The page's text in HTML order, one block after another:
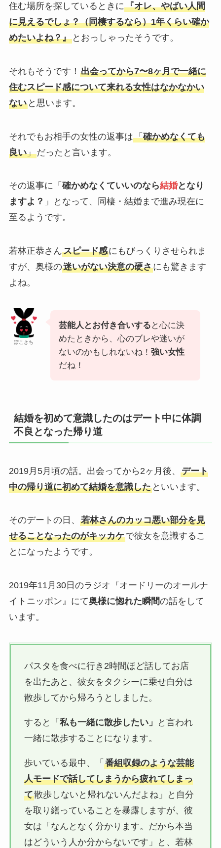
住む場所を探しているときに『オレ、やばい人間
に見えるでしょ？（同棲するなら）1年くらい確か
めたいよね？』とおっしゃったそうです。
それもそうです！ 出会ってから7〜8ヶ月で一緒に
住むスピード感について来れる女性はなかなかい
ないと思います。
それでもお相手の女性の返事は「確かめなくても
良い」だったと言います。
その返事に「 確かめなくていいのなら結婚となり
ますよ？ 」となって、同棲・結婚まで進み現在に
至るようです。
若林正恭さんスピード感にもびっくりさせられま
すが、奥様の迷いがない決意の硬さにも驚きます
よね。
ぽこきち
芸能人とお付き合いする と心に決
めたときから、心のブレや迷いが
ないのかもしれないね！ 強い女性
だね！
結婚を初めて意識したのはデート中に体調
不良となった帰り道
2019月5月頃の話。出会ってから2ヶ月後、 デート
中の帰り道に初めて結婚を意識したといいます。
そのデートの日、 若林さんのカッコ悪い部分を見
せることなったのがキッカケで彼女を意識するこ
とになったようです。
2019年11月30日のラジオ『オードリーのオールナ
イトニッポン』にて奥様に惚れた瞬間の話をして
います。
パスタを食べに行き2時間ほど話してお店
を出たあと、彼女をタクシーに乗せ自分は
散歩してから帰ろうとしました。
すると「 私も一緒に散歩したい」
と言われ
一緒に散歩することになります。
歩いている最中、「 番組収録のような芸能
人モードで話してしまうから疲れてしまっ
て散歩しないと帰れないんだよね」と自分
を取り繕っていることを暴露しますが、彼
女は「なんとなく分かります。だから本当
はどういう人か分からないです」と、若林